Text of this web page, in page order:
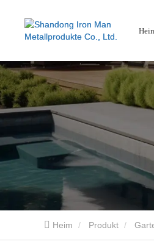
Gartenschirme
Bildschirm aus Cortenstahl
Aluminium-Gartenschirme
Heim Produkt